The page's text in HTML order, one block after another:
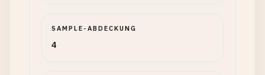
SAMPLE-ABDECKUNG
4